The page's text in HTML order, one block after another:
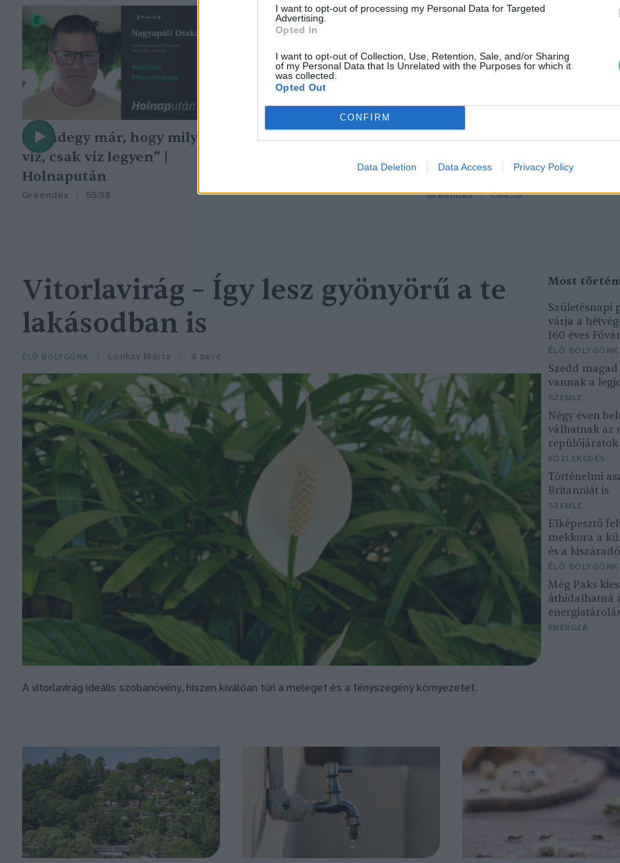
I want to opt-out of processing my Personal Data for Targeted
Advertising.
Opted In
I want to opt-out of Collection, Use, Retention, Sale, and/or Sharing
of my Personal Data that Is Unrelated with the Purposes for which it
was collected.
Opted Out
CONFIRM
Data Deletion Data Access Privacy Policy
„Mindegy már, hogy milyen
víz, csak víz legyen” |
Holnapután
Greendex 55:58
A vegetációtüzek legfőbb
Nincs élet víz nélkül? –
Holnapután
Greendex 1:04:15
Vitorlavirág – Így lesz gyönyörű a te
lakásodban is
ÉLŐ BOLYGÓNK Lonkay Márta 4 perc
A vitorlavirág ideális szobanövény, hiszen kiválóan tűri a meleget és a fényszegény környezetet.
Születésnapi
várja a
160 éves
ÉLŐ BOLYGÓNK
Szedd
vannak a
SZEMLE
Négy éven
válhatnak az
KÖZLEKEDÉS
Történelmi
Britanniát is
SZEMLE
Elképesztő
mekkora a
és a
ÉLŐ BOLYGÓNK
Még Paks
áthidalhatná
ENERGIA